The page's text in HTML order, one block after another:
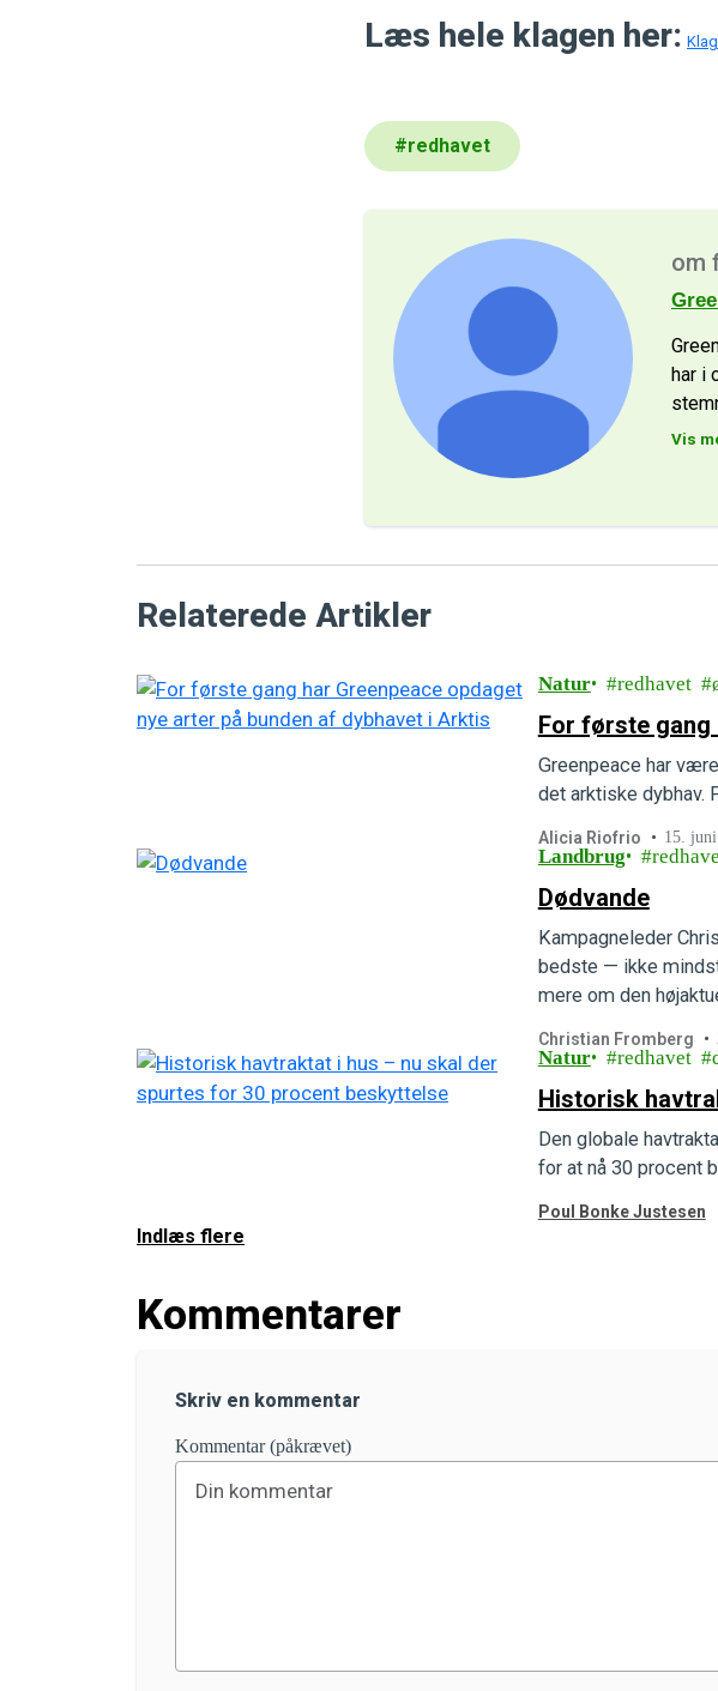
Læs hele klagen her:
#redhavet
om
har i
Vis
Relaterede Artikler
Natur redhavet
For første gang
Greenpeace har
det arktiske dybhav.
Alicia Riofrio 15.
Landbrug
Dødvande
Kampagneleder
bedste — ikke
mere om den
Christian Fromberg
Natur redhavet
Historisk
Den globale
for at nå 30 procent
Poul Bonke Justesen
Indlæs flere
Kommentarer
Skriv en kommentar
Kommentar (påkrævet)